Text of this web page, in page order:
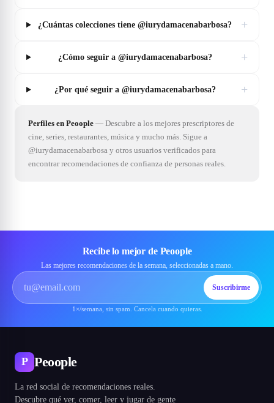
¿Cuántas colecciones tiene @iurydamacenabarbosa? +
¿Cómo seguir a @iurydamacenabarbosa? +
¿Por qué seguir a @iurydamacenabarbosa? +
Perfiles en Peoople — Descubre a los mejores prescriptores de
cine, series, restaurantes, música y mucho más. Sigue a
@iurydamacenabarbosa y otros usuarios verificados para
encontrar recomendaciones de confianza de personas reales.
Recibe lo mejor de Peoople
Las mejores recomendaciones de la semana, seleccionadas a mano.
Suscribirme
1×/semana, sin spam. Cancela cuando quieras.
P Peoople
La red social de recomendaciones reales.
Descubre qué ver, comer, leer y jugar de gente